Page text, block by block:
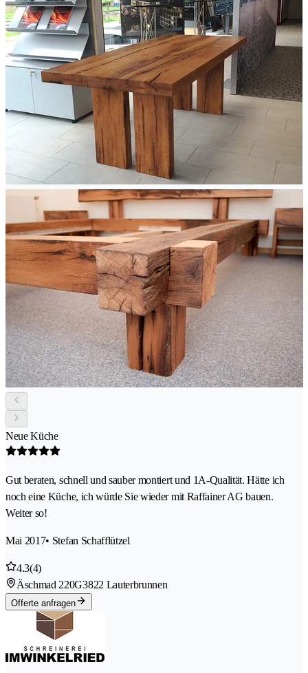
Neue Küche
Gut beraten, schnell und sauber montiert und 1A-Qualität. Hätte ich
noch eine Küche, ich würde Sie wieder mit Raffainer AG bauen.
Weiter so!
Mai 2017• Stefan Schafflützel
4.3(4)
Äschmad 220G3822 Lauterbrunnen
Offerte anfragen